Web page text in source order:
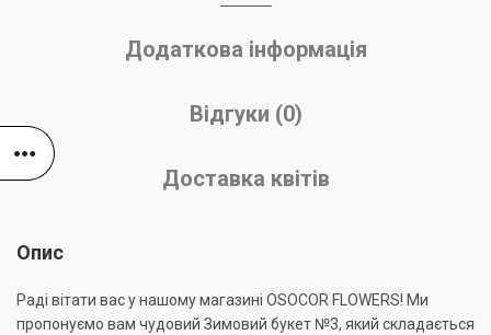
Додаткова інформація
Відгуки (0)
Доставка квітів
Опис
Раді вітати вас у нашому магазині OSOCOR FLOWERS! Ми
пропонуємо вам чудовий Зимовий букет №3, який складається